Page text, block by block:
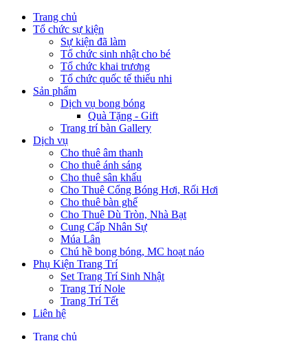
Trang chủ
Tổ chức sự kiện
Sự kiện đã làm
Tổ chức sinh nhật cho bé
Tổ chức khai trương
Tổ chức quốc tế thiếu nhi
Sản phẩm
Dịch vụ bong bóng
Quà Tặng - Gift
Trang trí bàn Gallery
Dịch vụ
Cho thuê âm thanh
Cho thuê ánh sáng
Cho thuê sân khấu
Cho Thuê Cổng Bóng Hơi, Rối Hơi
Cho thuê bàn ghế
Cho Thuê Dù Tròn, Nhà Bạt
Cung Cấp Nhân Sự
Múa Lân
Chú hề bong bóng, MC hoạt náo
Phụ Kiện Trang Trí
Set Trang Trí Sinh Nhật
Trang Trí Nole
Trang Trí Tết
Liên hệ
Trang chủ